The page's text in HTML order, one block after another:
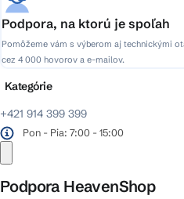
Podpora, na ktorú je spoľah
Pomôžeme vám s výberom aj technickými
cez 4 000 hovorov a e-mailov.
+421 914 399 399
Pon - Pia: 7:00 - 15:00
Podpora HeavenShop
Kategórie